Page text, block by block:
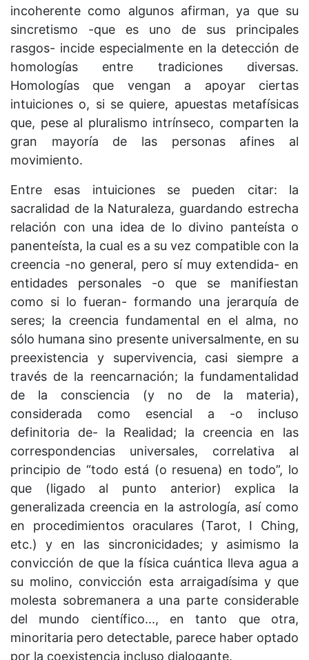
incoherente como algunos afirman, ya que su
sincretismo -que es uno de sus principales
rasgos- incide especialmente en la detección de
homologías entre tradiciones diversas.
Homologías que vengan a apoyar ciertas
intuiciones o, si se quiere, apuestas metafísicas
que, pese al pluralismo intrínseco, comparten la
gran mayoría de las personas afines al
movimiento.
Entre esas intuiciones se pueden citar: la
sacralidad de la Naturaleza, guardando estrecha
relación con una idea de lo divino panteísta o
panenteísta, la cual es a su vez compatible con la
creencia -no general, pero sí muy extendida- en
entidades personales -o que se manifiestan
como si lo fueran- formando una jerarquía de
seres; la creencia fundamental en el alma, no
sólo humana sino presente universalmente, en su
preexistencia y supervivencia, casi siempre a
través de la reencarnación; la fundamentalidad
de la consciencia (y no de la materia),
considerada como esencial a -o incluso
definitoria de- la Realidad; la creencia en las
correspondencias universales, correlativa al
principio de “todo está (o resuena) en todo”, lo
que (ligado al punto anterior) explica la
generalizada creencia en la astrología, así como
en procedimientos oraculares (Tarot, I Ching,
etc.) y en las sincronicidades; y asimismo la
convicción de que la física cuántica lleva agua a
su molino, convicción esta arraigadísima y que
molesta sobremanera a una parte considerable
del mundo científico..., en tanto que otra,
minoritaria pero detectable, parece haber optado
por la coexistencia incluso dialogante.